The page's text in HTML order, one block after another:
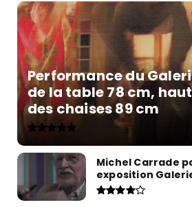
Performance du
de la table 78 cm,
des chaises 89 cm
Michel Carrade
exposition